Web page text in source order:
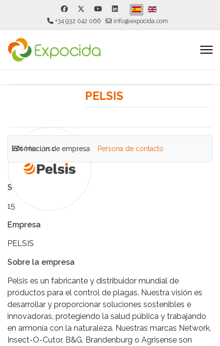
Seleccione su idioma
+34 932 042 066 info@expocida.com
PELSIS
Información de empresa Persona de contacto
Más Less
Stand
15
Empresa
PELSIS
Sobre la empresa
Pelsis es un fabricante y distribuidor mundial de
productos para el control de plagas. Nuestra visión es
desarrollar y proporcionar soluciones sostenibles e
innovadoras, protegiendo la salud pública y trabajando
en armonía con la naturaleza. Nuestras marcas Network,
Insect-O-Cutor, B&G, Brandenburg o Agrisense son